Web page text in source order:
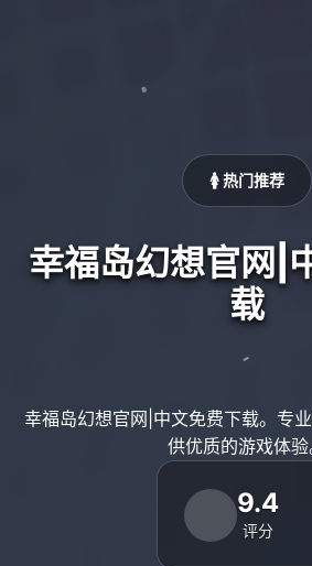
🚺 热门推荐
幸福岛幻想官网|
载
幸福岛幻想官网|中文免费下载。专
供优质的游戏体验
9.4
评分